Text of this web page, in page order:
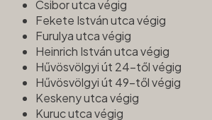
Csibor utca végig
Fekete István utca végig
Furulya utca végig
Heinrich István utca végig
Hűvösvölgyi út 24-től végig
Hűvösvölgyi út 49-től végig
Keskeny utca végig
Kuruc utca végig